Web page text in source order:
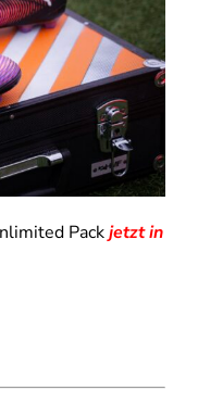
Packjetzt in